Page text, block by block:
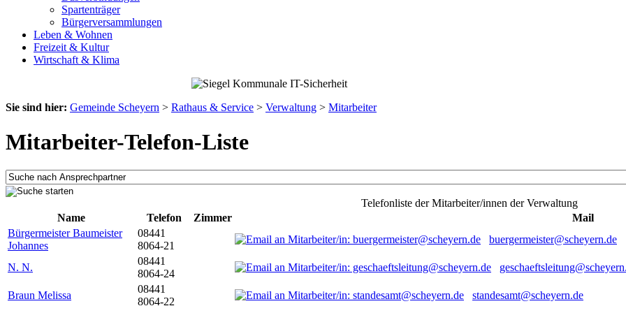
Spartenträger
Bürgerversammlungen
Leben & Wohnen
Freizeit & Kultur
Wirtschaft & Klima
Sie sind hier: Gemeinde Scheyern > Rathaus & Service > Verwaltung > Mitarbeiter
Mitarbeiter-Telefon-Liste
Telefonliste der Mitarbeiter/innen der Verwaltung
Name
Telefon Zimmer
Mail
Bürgermeister Baumeister
Johannes
08441
8064-21
buergermeister@scheyern.de
N. N.
08441
8064-24
Braun Melissa
08441
8064-22
standesamt@scheyern.de